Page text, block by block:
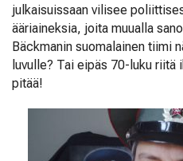
julkaisuissaan vilisee
ääriaineksia, joita muualla
Bäckmanin suomalainen tiimi
luvulle? Tai eipäs 70-luku
pitää!